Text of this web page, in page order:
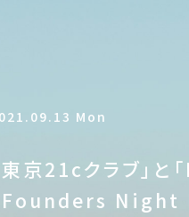
Mon
東京21cクラブ」
Founders Night